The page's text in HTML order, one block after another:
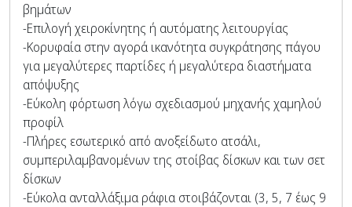
βημάτων
-Επιλογή χειροκίνητης ή αυτόματης λειτουργίας
-Κορυφαία στην αγορά ικανότητα συγκράτησης πάγου
για μεγαλύτερες παρτίδες ή μεγαλύτερα διαστήματα
απόψυξης
-Εύκολη φόρτωση λόγω σχεδιασμού μηχανής χαμηλού
προφίλ
-Πλήρες εσωτερικό από ανοξείδωτο ατσάλι,
συμπεριλαμβανομένων της στοίβας δίσκων και των σετ
δίσκων
-Εύκολα ανταλλάξιμα ράφια στοιβάζονται (3, 5, 7 έως 9